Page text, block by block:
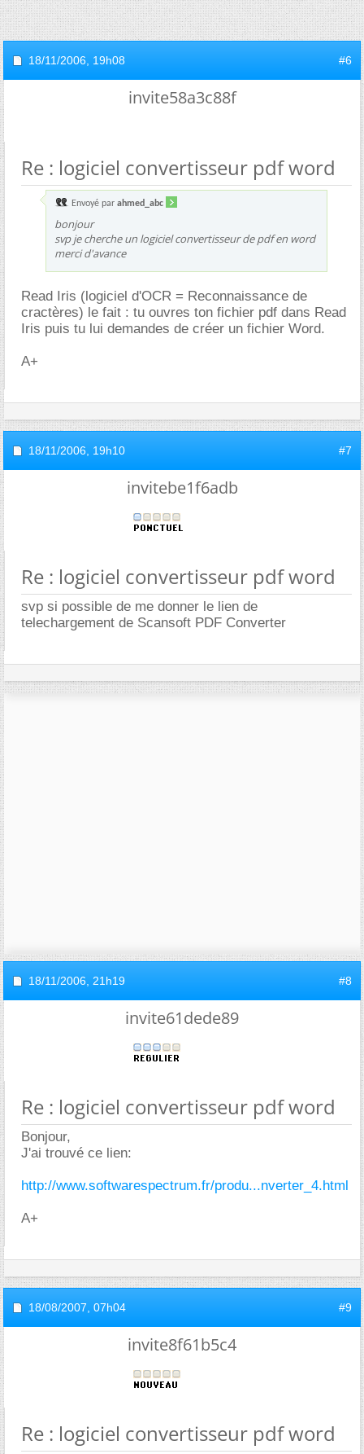
18/11/2006, 19h08 #6
invite58a3c88f
Re : logiciel convertisseur pdf word
Envoyé par ahmed_abc
bonjour
svp je cherche un logiciel convertisseur de pdf en word
merci d'avance
Read Iris (logiciel d'OCR = Reconnaissance de
cractères) le fait : tu ouvres ton fichier pdf dans Read
Iris puis tu lui demandes de créer un fichier Word.
A+
18/11/2006, 19h10 #7
invitebe1f6adb
Re : logiciel convertisseur pdf word
svp si possible de me donner le lien de
telechargement de Scansoft PDF Converter
18/11/2006, 21h19 #8
invite61dede89
Re : logiciel convertisseur pdf word
Bonjour,
J'ai trouvé ce lien:
http://www.softwarespectrum.fr/produ...nverter_4.html
A+
18/08/2007, 07h04 #9
invite8f61b5c4
Re : logiciel convertisseur pdf word